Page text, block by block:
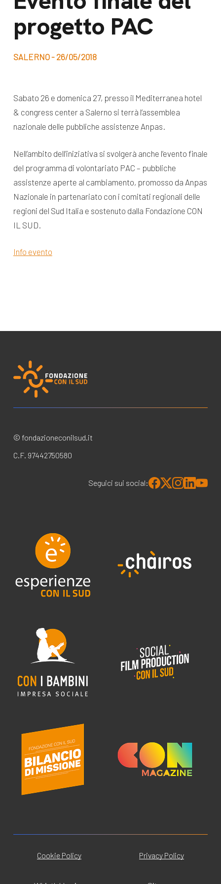
progetto PAC
SALERNO - 26/05/2018
Sabato 26 e domenica 27, presso il Mediterranea hotel
& congress center a Salerno si terrà l’assemblea
nazionale delle pubbliche assistenze Anpas.
Nell’ambito dell’iniziativa si svolgerà anche l’evento finale
del programma di volontariato PAC – pubbliche
assistenze aperte al cambiamento, promosso da Anpas
Nazionale in partenariato con i comitati regionali delle
regioni del Sud Italia e sostenuto dalla Fondazione CON
IL SUD.
Info evento
© fondazioneconilsud.it
C.F. 97442750580
Seguici sui social:
Cookie Policy Privacy Policy
Lavora con noi
Bilancio di
missione
appuntamenti
News
Appuntamenti
dal Sud
Campagne
Videomagazine
e blog progetti
Seguici sui social: